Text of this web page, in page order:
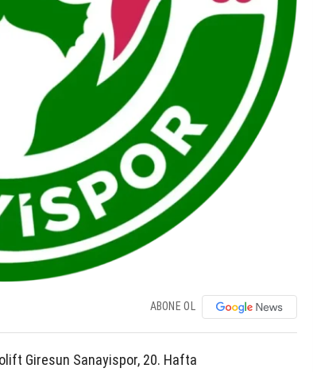
ABONE OL
Giresun Sanayispor, 20. Hafta